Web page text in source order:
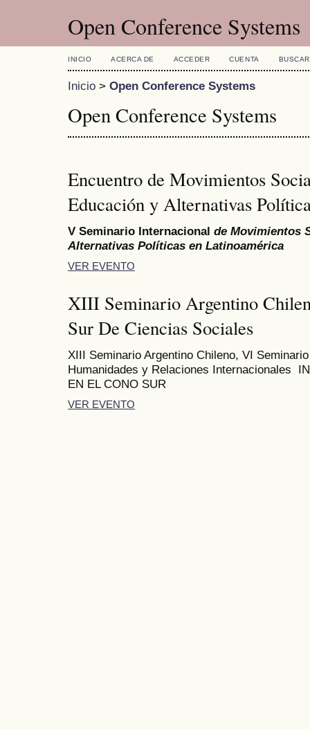
Open Conference Systems
INICIO ACERCA DE ACCEDER CUENTA BUSCAR
Inicio > Open Conference Systems
Open Conference Systems
Encuentro de Movimientos
Educación y Alternativas
V Seminario Internacional de Movimientos
Alternativas Políticas en Latinoamérica
VER EVENTO
XIII Seminario Argentino
Sur De Ciencias Sociales
XIII Seminario Argentino Chileno, VI
Humanidades y Relaciones Internacionales
EN EL CONO SUR
VER EVENTO